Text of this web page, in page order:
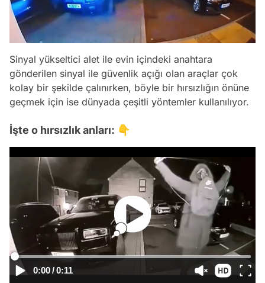
Sinyal yükseltici alet ile evin içindeki anahtara
gönderilen sinyal ile güvenlik açığı olan araçlar çok
kolay bir şekilde çalınırken, böyle bir hırsızlığın önüne
geçmek için ise dünyada çeşitli yöntemler kullanılıyor.
İşte o hırsızlık anları: 👇
0:00/0:11
Video
Test